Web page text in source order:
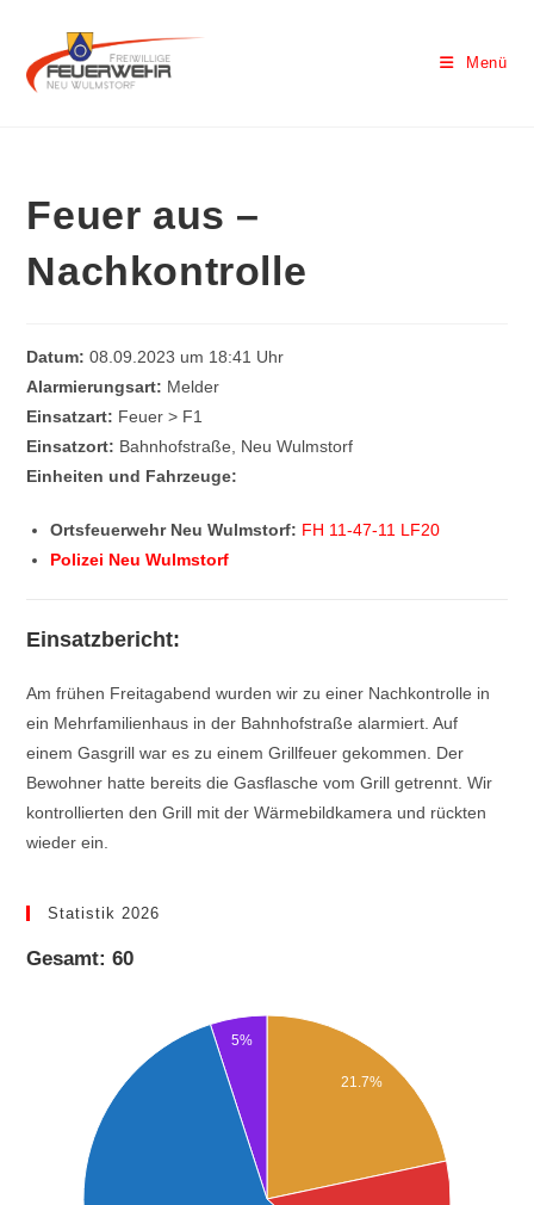
Menü
Feuer aus –
Nachkontrolle
Datum: 08.09.2023 um 18:41 Uhr
Alarmierungsart: Melder
Einsatzart: Feuer > F1
Einsatzort: Bahnhofstraße, Neu Wulmstorf
Einheiten und Fahrzeuge:
Ortsfeuerwehr Neu Wulmstorf: FH 11-47-11 LF20
Polizei Neu Wulmstorf
Einsatzbericht:
Am frühen Freitagabend wurden wir zu einer Nachkontrolle in
ein Mehrfamilienhaus in der Bahnhofstraße alarmiert. Auf
einem Gasgrill war es zu einem Grillfeuer gekommen. Der
Bewohner hatte bereits die Gasflasche vom Grill getrennt. Wir
kontrollierten den Grill mit der Wärmebildkamera und rückten
wieder ein.
Statistik 2026
Gesamt: 60
21.7%
5%